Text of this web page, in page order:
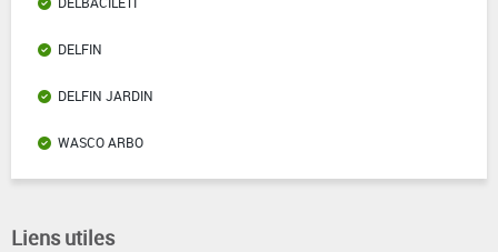
DELFIN
DELFIN JARDIN
WASCO ARBO
Liens utiles